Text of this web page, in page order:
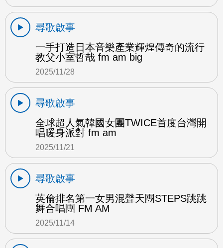
尋歌啟事
一手打造日本音樂產業輝煌傳奇的流行
教父小室哲哉 fm am big
2025/11/28
尋歌啟事
全球超人氣韓國女團TWICE首度台灣開
唱暖身派對 fm am
2025/11/21
尋歌啟事
英倫排名第一女男混聲天團STEPS跳跳
舞合唱團 FM AM
2025/11/14